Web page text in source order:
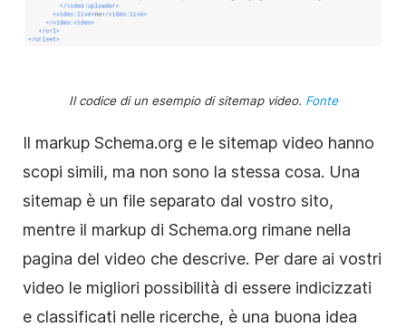
Il codice di un esempio di sitemap video. Fonte
Il markup Schema.org e le sitemap video hanno
scopi simili, ma non sono la stessa cosa. Una
sitemap è un file separato dal vostro sito,
mentre il markup di Schema.org rimane nella
pagina del video che descrive. Per dare ai vostri
video le migliori possibilità di essere indicizzati
e classificati nelle ricerche, è una buona idea